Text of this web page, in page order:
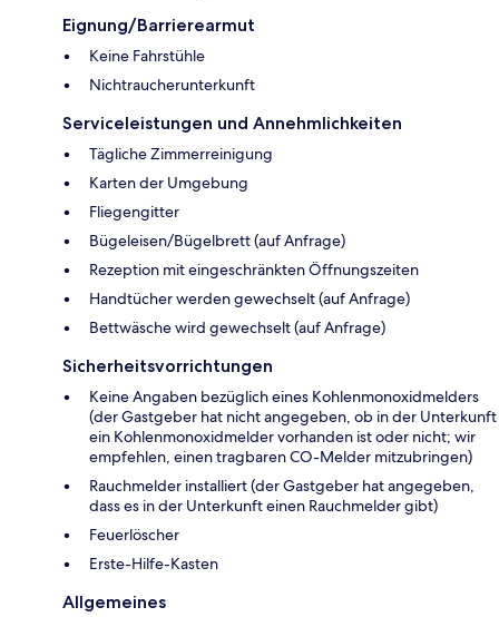
Eignung/Barrierearmut
Keine Fahrstühle
Nichtraucherunterkunft
Serviceleistungen und Annehmlichkeiten
Tägliche Zimmerreinigung
Karten der Umgebung
Fliegengitter
Bügeleisen/Bügelbrett (auf Anfrage)
Rezeption mit eingeschränkten Öffnungszeiten
Handtücher werden gewechselt (auf Anfrage)
Bettwäsche wird gewechselt (auf Anfrage)
Sicherheitsvorrichtungen
Keine Angaben bezüglich eines Kohlenmonoxidmelders
(der Gastgeber hat nicht angegeben, ob in der Unterkunft
ein Kohlenmonoxidmelder vorhanden ist oder nicht; wir
empfehlen, einen tragbaren CO-Melder mitzubringen)
Rauchmelder installiert (der Gastgeber hat angegeben,
dass es in der Unterkunft einen Rauchmelder gibt)
Feuerlöscher
Ers­te-Hil­fe-Kas­ten
Allgemeines